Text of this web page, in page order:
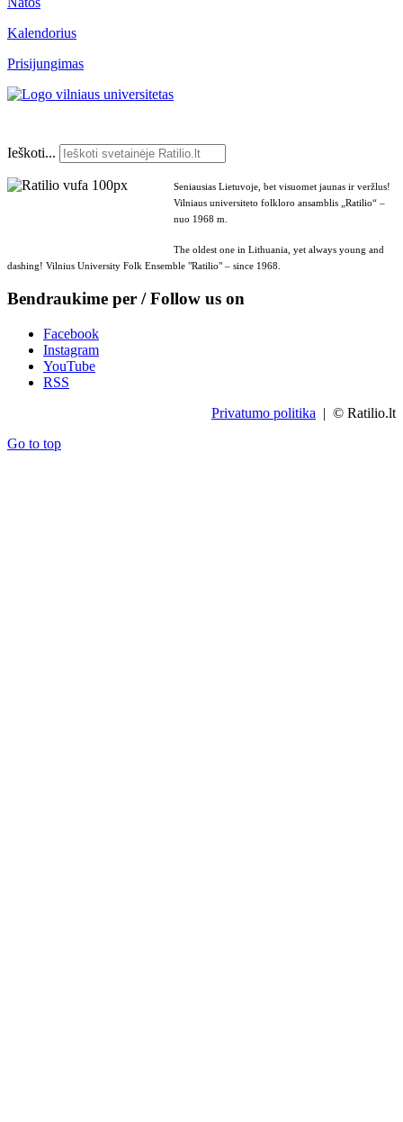
Kalendorius
Prisijungimas
Ieškoti...
Seniausias Lietuvoje, bet visuomet jaunas ir veržlus!
Vilniaus universiteto folkloro ansamblis „Ratilio“ –
nuo 1968 m.
The oldest one in Lithuania, yet always young and
dashing! Vilnius University Folk Ensemble "Ratilio" – since 1968.
Bendraukime per / Follow us on
Facebook
Instagram
YouTube
RSS
Privatumo politika | © Ratilio.lt
Go to top